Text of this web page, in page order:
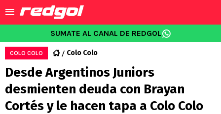
SUMATE AL CANAL DE REDGOL
COLO COLO Colo Colo
Desde Argentinos Juniors
desmienten deuda con Brayan
Cortés y le hacen tapa a Colo Colo